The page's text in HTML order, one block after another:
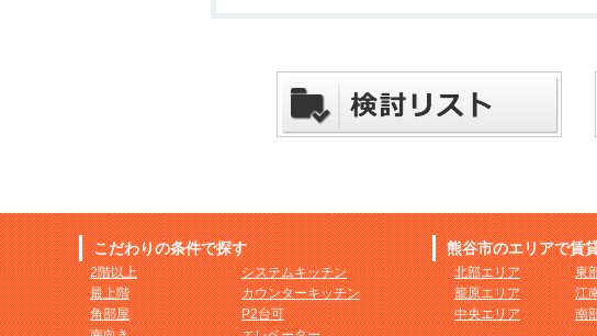
こだわりの条件で探す
2階以上
最上階
角部屋
システムキッチン
カウンターキッチン
P2台可
熊谷市のエリアで賃
北部エリア
籠原エリア
中央エリア
東
江
南